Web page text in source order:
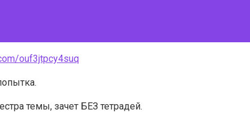
ouf3jtpcy4suq
темы, зачет БЕЗ тетрадей.